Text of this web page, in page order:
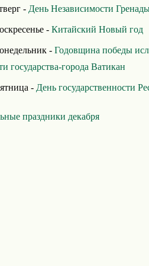
- День Независимости
- Китайский Новый год
- Годовщина победы
государства-города Ватикан
- День государственности
праздники декабря